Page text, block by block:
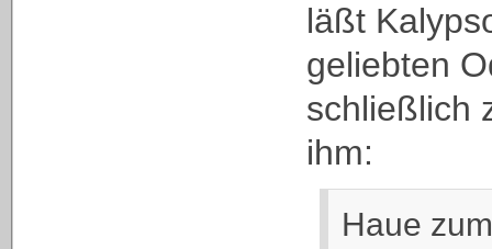
läßt
geliebten
schließlich
ihm:
Haue